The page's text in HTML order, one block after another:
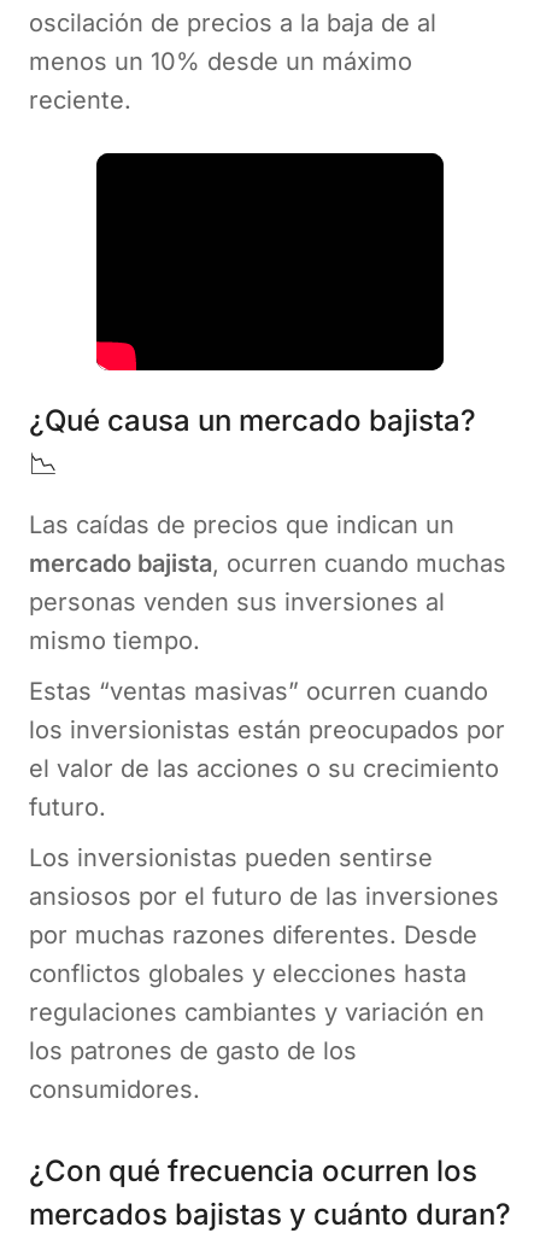
oscilación de precios a la baja de al
menos un 10% desde un máximo
reciente.
¿Qué causa un mercado bajista?
📉
Las caídas de precios que indican un
mercado bajista, ocurren cuando muchas
personas venden sus inversiones al
mismo tiempo.
Estas “ventas masivas” ocurren cuando
los inversionistas están preocupados por
el valor de las acciones o su crecimiento
futuro.
Los inversionistas pueden sentirse
ansiosos por el futuro de las inversiones
por muchas razones diferentes. Desde
conflictos globales y elecciones hasta
regulaciones cambiantes y variación en
los patrones de gasto de los
consumidores.
¿Con qué frecuencia ocurren los
mercados bajistas y cuánto duran?